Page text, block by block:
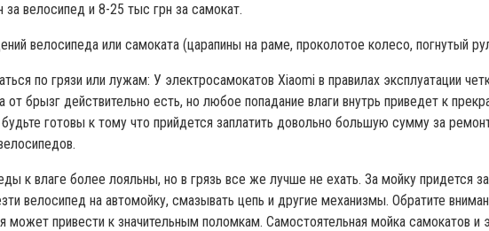
за велосипед и 8-25 тыс грн за самокат.
велосипеда или самоката (царапины на раме, проколотое колесо, погнутый
по грязи или лужам: У электросамокатов Xiaomi в правилах эксплуатации
брызг действительно есть, но любое попадание влаги внутрь приведет к
готовы к тому что прийдется заплатить довольно большую сумму за
к влаге более лояльны, но в грязь все же лучше не ехать. За мойку придется
велосипед на автомойку, смазывать цепь и другие механизмы. Обратите
может привести к значительным поломкам. Самостоятельная мойка самокатов и